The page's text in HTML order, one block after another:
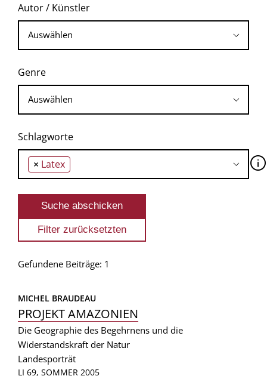
Autor / Künstler
Genre
Schlagworte
× Latex 🛈
Gefundene Beiträge: 1
MICHEL BRAUDEAU
PROJEKT AMAZONIEN
Die Geographie des Begehrnens und die
Widerstandskraft der Natur
Landesporträt
LI 69, SOMMER 2005